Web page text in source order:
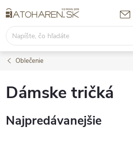
na
obsah
Oblečenie
Dámske tričká
Najpredávanejšie